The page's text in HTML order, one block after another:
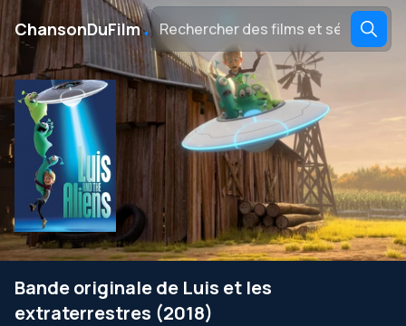
ChansonDuFilm․
Bande originale de Luis et les
extraterrestres (2018)